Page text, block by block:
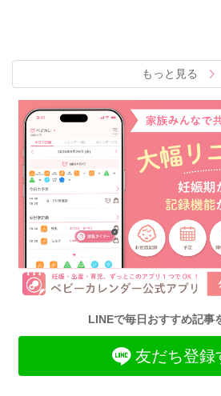
もっと見る
LINEで毎日おすすめ記事
友だち登録